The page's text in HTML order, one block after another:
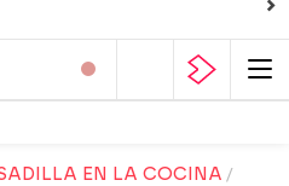
EN LA COCINA